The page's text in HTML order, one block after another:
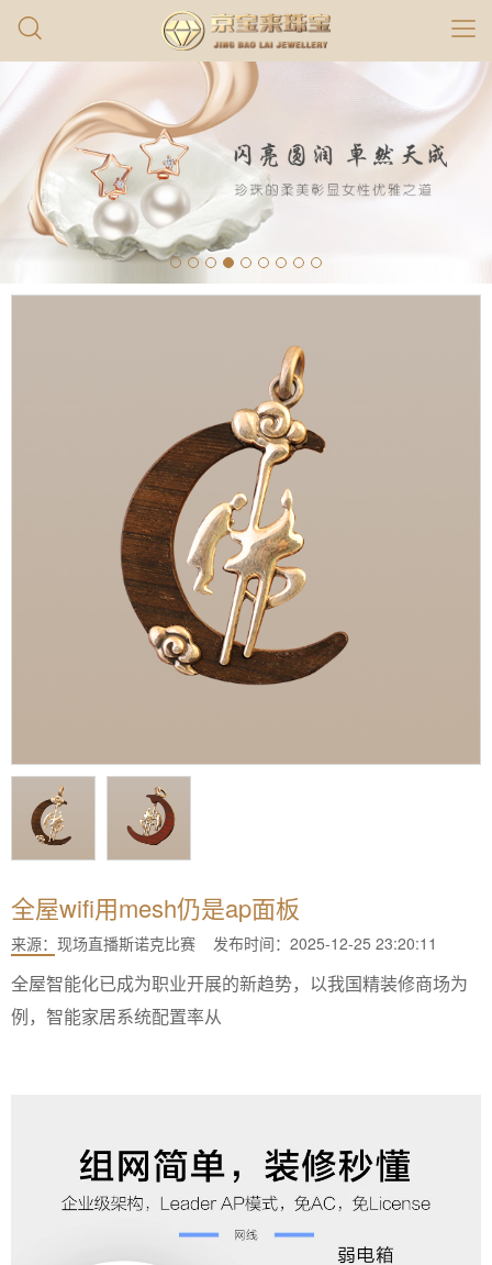
全屋wifi用mesh仍是ap面板
来源： 现场直播斯诺克比赛 发布时间：2025-12-25 23:20:11
全屋智能化已成为职业开展的新趋势，以我国精装修商场为
例，智能家居系统配置率从